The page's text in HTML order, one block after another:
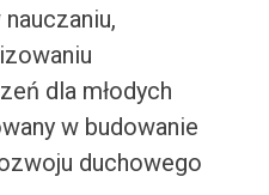
dla młodych
w budowanie
duchowego